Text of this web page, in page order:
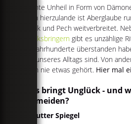
könnte Unheil in Form von
auch hierzulande ist Aberglaube
Glück und Pech weitverbreitet.
Glücksbringern gibt es unzählige
die Jahrhunderte überstanden
Teil unseres Alltags sind. Von
noch nie etwas gehört. Hier mal
Was bringt Unglück - und
vermeiden?
Kaputter Spiegel